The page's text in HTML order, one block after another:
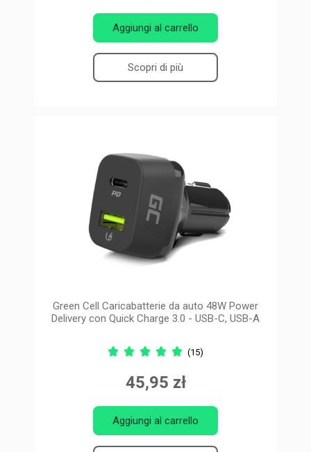
Aggiungi al carrello
Scopri di più
Green Cell Caricabatterie da auto 48W Power
Delivery con Quick Charge 3.0 - USB-C, USB-A
(15)
45,95 zł
Aggiungi al carrello